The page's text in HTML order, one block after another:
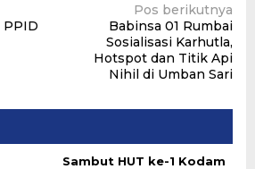
PPID
Pos berikutnya
Babinsa 01 Rumbai
Sosialisasi Karhutla,
Hotspot dan Titik Api
Nihil di Umban Sari
Sambut HUT ke-1 Kodam